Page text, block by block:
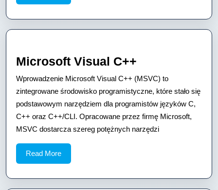
More
Microsoft Visual C++
Visual
C++
Wprowadzenie Microsoft Visual C++ (MSVC) to
zintegrowane środowisko programistyczne, które stało się
podstawowym narzędziem dla programistów języków C,
C++ oraz C++/CLI. Opracowane przez firmę Microsoft,
MSVC dostarcza szereg potężnych narzędzi
Read MoreRead
More